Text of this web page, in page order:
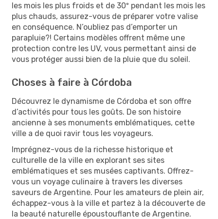
les mois les plus froids et de 30º pendant les mois les
plus chauds, assurez-vous de préparer votre valise
en conséquence. N’oubliez pas d’emporter un
parapluie?! Certains modèles offrent même une
protection contre les UV, vous permettant ainsi de
vous protéger aussi bien de la pluie que du soleil.
Choses à faire à Córdoba
Découvrez le dynamisme de Córdoba et son offre
d’activités pour tous les goûts. De son histoire
ancienne à ses monuments emblématiques, cette
ville a de quoi ravir tous les voyageurs.
Imprégnez-vous de la richesse historique et
culturelle de la ville en explorant ses sites
emblématiques et ses musées captivants. Offrez-
vous un voyage culinaire à travers les diverses
saveurs de Argentine. Pour les amateurs de plein air,
échappez-vous à la ville et partez à la découverte de
la beauté naturelle époustouflante de Argentine.